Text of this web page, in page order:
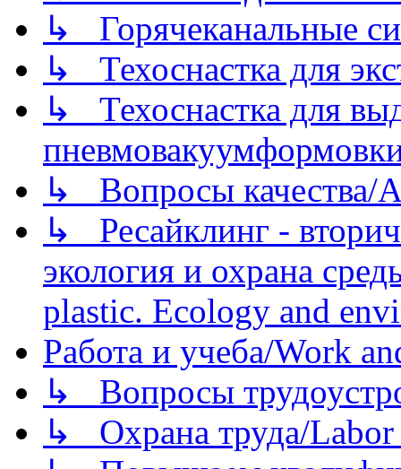
↳ Горячеканальные
↳ Техоснастка для
↳ Техоснастка для
↳ Вопросы качества/
↳ Ресайклинг -
экология и охрана
plastic. Ecology and
Работа и учеба/Work
↳ Вопросы
↳ Охрана труда/Labor